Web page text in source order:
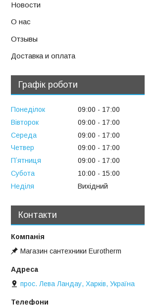
Новости
О нас
Отзывы
Доставка и оплата
Графік роботи
Понеділок 09:00
17:00
Вівторок
09:00
17:00
Середа
09:00
17:00
Четвер
09:00
17:00
Пʼятниця
09:00
17:00
Субота
10:00
15:00
Неділя
Вихідний
Контакти
Магазин сантехники Eurotherm
прос. Лева Ландау, Харків, Україна